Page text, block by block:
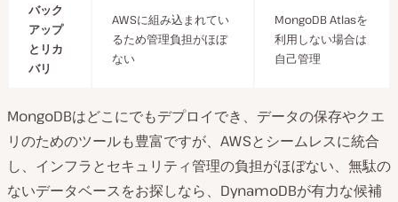
バック
アップ
とリカ
バリ
AWSに組み込まれてい
るため管理負担がほぼ
ない
MongoDB Atlasを
利用しない場合は
自己管理
MongoDBはどこにでもデプロイでき、データの保存やクエ
リのためのツールも豊富ですが、AWSとシームレスに統合
し、インフラとセキュリティ管理の負担がほぼない、無駄の
ないデータベースをお探しなら、DynamoDBが有力な候補